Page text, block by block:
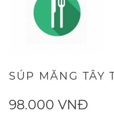
SÚP MĂNG TÂY
98.000 VNĐ